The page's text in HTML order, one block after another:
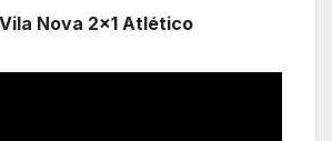
Nova 2×1 Atlético